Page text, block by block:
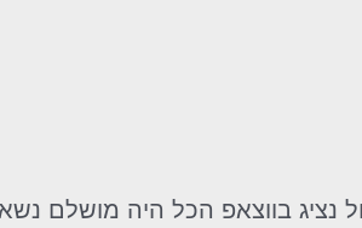
נציג בווצאפ הכל היה מושלם